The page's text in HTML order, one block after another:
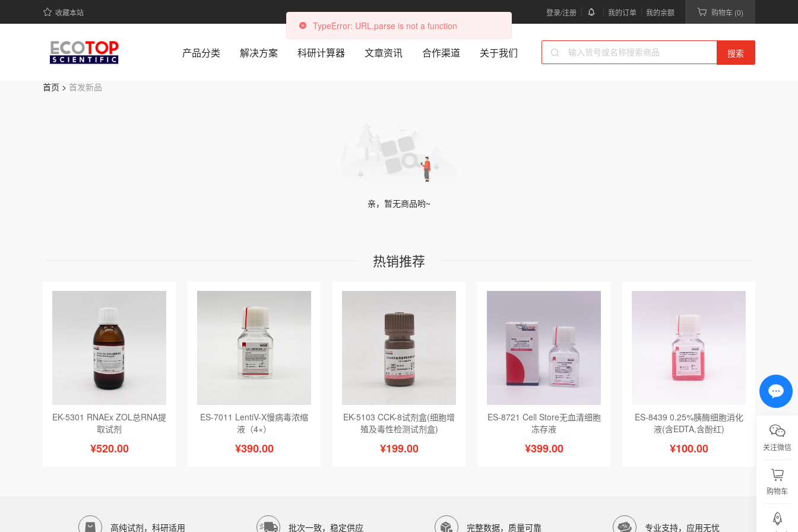
收藏本站 登录/注册 我的订单 我的余额 购物车 (0)
产品分类 解决方案 科研计算器 文章资讯 合作渠道 关于我们 搜索
首页 > 首发新品
亲，暂无商品哟~
热销推荐
EK-5301 RNAEx ZOL总RNA提
取试剂
¥520.00
ES-7011 LentiV-X慢病毒浓缩
液（4×）
¥390.00
EK-5103 CCK-8试剂盒(细胞增
殖及毒性检测试剂盒)
¥199.00
ES-8721 Cell Store无血清细胞
冻存液
¥399.00
ES-8439 0.25%胰酶细胞消化
液(含EDTA,含酚红)
¥100.00
高纯试剂，科研适用 批次一致，稳定供应 完整数据，质量可靠 专业支持，应用无忧
关注微信
购物车
TypeError: URL.parse is not a function